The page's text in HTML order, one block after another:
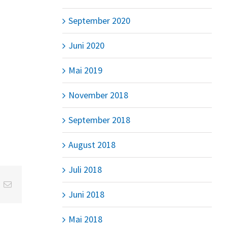
E-
September 2020
Juni 2020
Mai 2019
November 2018
September 2018
August 2018
Juli 2018
Juni 2018
Mai 2018